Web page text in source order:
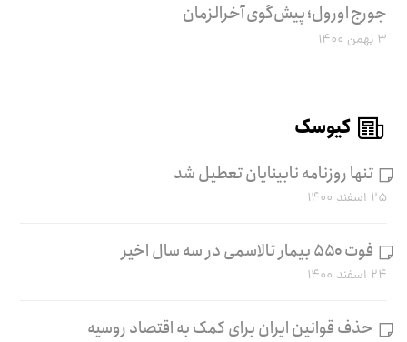
جورج اورول؛ پیش‌گوی آخرالزمان
۳ بهمن ۱۴۰۰
کیوسک
تنها روزنامه نابینایان تعطیل شد
۲۵ اسفند ۱۴۰۰
فوت ۵۵۰ بیمار تالاسمی در سه سال اخیر
۲۴ اسفند ۱۴۰۰
حذف قوانین ایران برای کمک به اقتصاد روسیه